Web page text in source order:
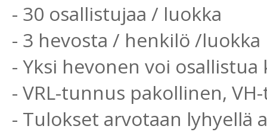
- 30 osallistujaa / luokka
- 3 hevosta / henkilö /luokka
- Yksi hevonen voi
- VRL-tunnus pakollinen,
- Tulokset arvotaan lyhyellä